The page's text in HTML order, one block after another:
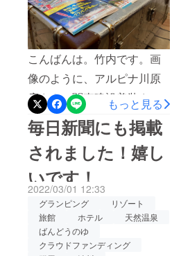
こんばんは。竹内です。画
像のように、アルピナ川原
店さん、関東建設美装さ
ん、ガソリンスタンドさん
など、たくさんの場所で
Blissful Gardenのチラシを
置いていただいておりま
す。ありがとうございま
す。みなさまの1人1人に応
援に、私だけでなく、ス
もっと見る
毎日新聞にも掲載
されました！嬉し
いです！
2022/03/01 12:33
グランピング
リゾート
旅館
ホテル
天然温泉
ばんどうのゆ
クラウドファンディング